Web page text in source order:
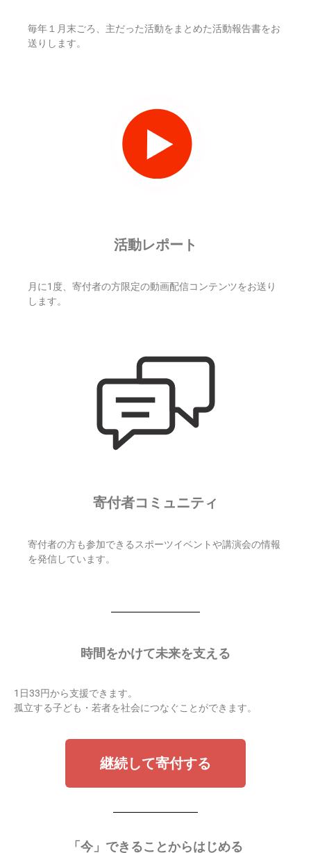
毎年１月末ごろ、主だった活動をまとめた活動報告書をお
送りします。
活動レポート
月に1度、寄付者の方限定の動画配信コンテンツをお送り
します。
寄付者コミュニティ
寄付者の方も参加できるスポーツイベントや講演会の情報
を発信しています。
時間をかけて未来を支える
1日33円から支援できます。
孤立する子ども・若者を社会につなぐことができます。
継続して寄付する
「 今」できることからはじめる